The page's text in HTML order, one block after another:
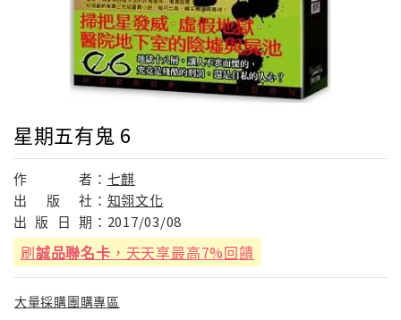
星期五有鬼 6
作 者： 七麒
出
版 社： 知翎文化
出 版 日 期： 2017/03/08
刷誠品聯名卡 ，天天享最高7%回饋
大量採購團購專區